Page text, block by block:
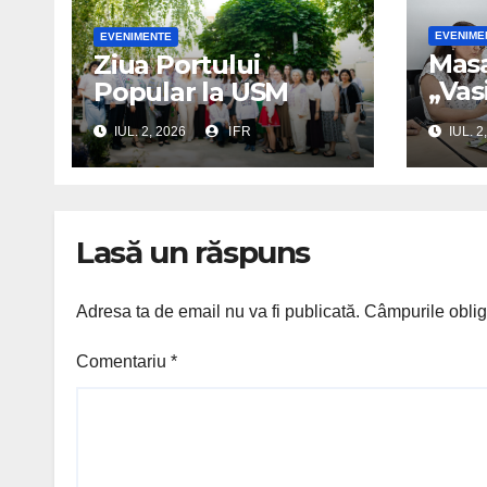
EVENIMENTE
Ziua Portului
Popular la USM
IUL. 2, 2026 IFR
100
IUL.
Lasă un răspuns
Adresa ta de email nu va fi publicată. Câmpurile
Comentariu *